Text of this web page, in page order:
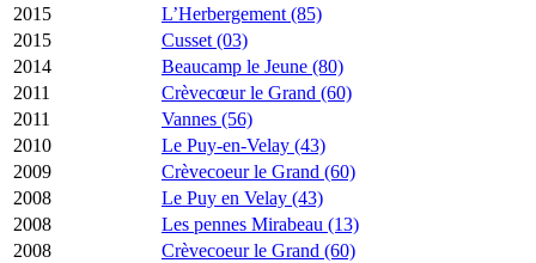
2015
L’Herbergement (85)
2015
Cusset (03)
2014
Beaucamp le Jeune (80)
2011
Crèvecœur le Grand (60)
2011
Vannes (56)
2010
Le Puy-en-Velay (43)
2009
Crèvecoeur le Grand (60)
2008
Le Puy en Velay (43)
2008
Les pennes Mirabeau (13)
2008
Crèvecoeur le Grand (60)